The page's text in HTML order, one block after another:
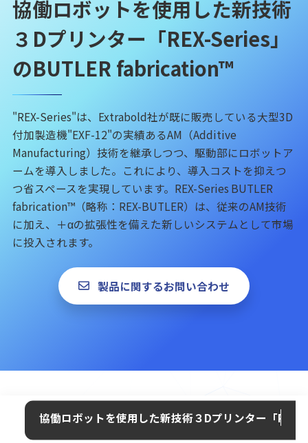
協働ロボットを使用した新技術
３Dプリンター「REX-Series」
のBUTLER fabrication™
"REX-Series"は、Extrabold社が既に販売している大型3D
付加製造機"EXF-12"の実績あるAM（Additive
Manufacturing）技術を継承しつつ、駆動部にロボットア
ームを導入しました。これにより、導入コストを抑えつ
つ省スペースを実現しています。REX-Series BUTLER
fabrication™（略称：REX-BUTLER）は、従来のAM技術
に加え、＋αの拡張性を備えた新しいシステムとして市場
に投入されます。
製品に関するお問い合わせ
協働ロボットを使用した新技術３Dプリンター「